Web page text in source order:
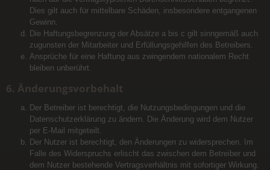
Dies gilt auch für mittelbare Schäden, insbesondere entgangenen
Gewinn.
Die Haftungsbegrenzung der Absätze a bis c gilt sinngemäß auch
zugunsten der Mitarbeiter und Erfüllungsgehilfen des Betreibers.
Ansprüche für eine Haftung aus zwingendem nationalem Recht
bleiben unberührt.
6. Änderungsvorbehalt
Der Betreiber ist berechtigt, die Nutzungsbedingungen und die
Datenschutzerklärung zu ändern. Die Änderung wird dem Nutzer
per E-Mail mitgeteilt.
Der Nutzer ist berechtigt, den Änderungen zu widersprechen. Im
Falle des Widerspruchs erlischt das zwischen dem Betreiber und
dem Nutzer bestehende Vertragsverhältnis mit sofortiger Wirkung.